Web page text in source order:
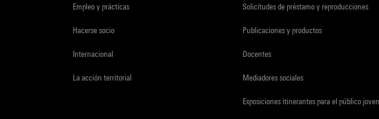
Empleo y prácticas
Hacerse socio
Internacional
La acción territorial
Solicitudes de préstamo y reproducciones
Publicaciones y productos
Docentes
Mediadores sociales
Exposiciones itinerantes para el público joven